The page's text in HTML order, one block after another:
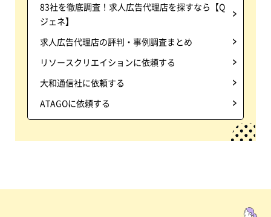
83社を徹底調査！求人広告代理店を探すなら【Q
ジェネ】
求人広告代理店の評判・事例調査まとめ
リソースクリエイションに依頼する
大和通信社に依頼する
ATAGOに依頼する